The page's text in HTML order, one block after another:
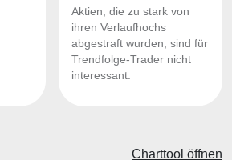
Aktien, die zu stark von
ihren Verlaufhochs
abgestraft wurden, sind für
Trendfolge-Trader nicht
interessant.
Charttool öffnen